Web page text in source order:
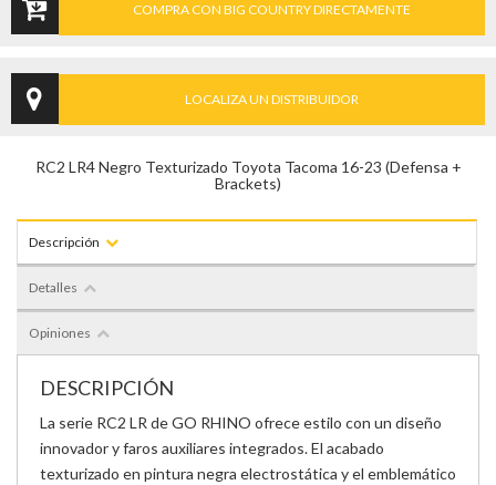
COMPRA CON BIG COUNTRY DIRECTAMENTE
LOCALIZA UN DISTRIBUIDOR
RC2 LR4 Negro Texturizado Toyota Tacoma 16-23 (Defensa +
Brackets)
Descripción
Detalles
Opiniones
DESCRIPCIÓN
La serie RC2 LR de GO RHINO ofrece estilo con un diseño
innovador y faros auxiliares integrados. El acabado
texturizado en pintura negra electrostática y el emblemático